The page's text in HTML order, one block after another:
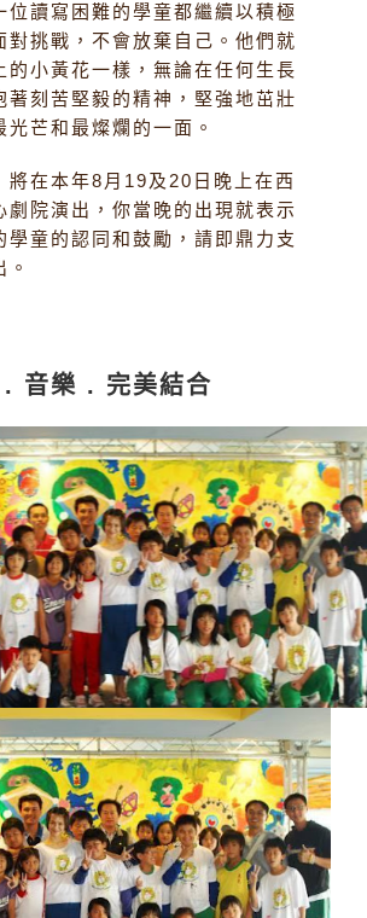
位讀寫困難的學童都繼續以積極
對挑戰，不會放棄自己。他們就
的小黃花一樣，無論在任何生長
著刻苦堅毅的精神，堅強地茁壯
光芒和最燦爛的一面。
將在本年8月19及20日晚上在西
劇院演出，你當晚的出現就表示
學童的認同和鼓勵，請即鼎力支
音樂 . 完美結合